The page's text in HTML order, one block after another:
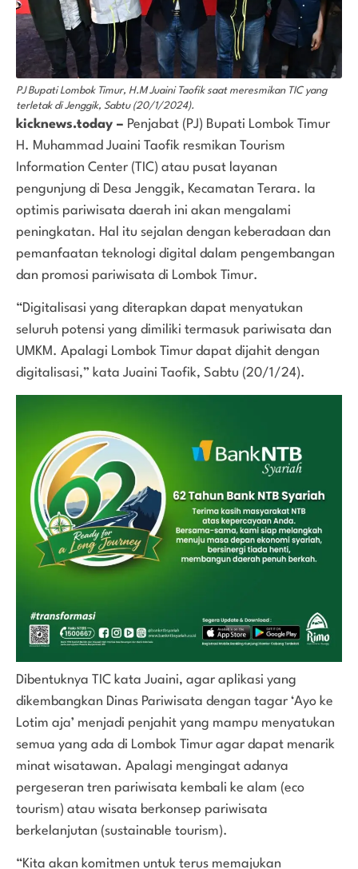
PJ Bupati Lombok Timur, H.M Juaini Taofik saat meresmikan TIC yang
terletak di Jenggik, Sabtu (20/1/2024).
kicknews.today – Penjabat (PJ) Bupati Lombok Timur
H. Muhammad Juaini Taofik resmikan Tourism
Information Center (TIC) atau pusat layanan
pengunjung di Desa Jenggik, Kecamatan Terara. Ia
optimis pariwisata daerah ini akan mengalami
peningkatan. Hal itu sejalan dengan keberadaan dan
pemanfaatan teknologi digital dalam pengembangan
dan promosi pariwisata di Lombok Timur.
“Digitalisasi yang diterapkan dapat menyatukan
seluruh potensi yang dimiliki termasuk pariwisata dan
UMKM. Apalagi Lombok Timur dapat dijahit dengan
digitalisasi,” kata Juaini Taofik, Sabtu (20/1/24).
Dibentuknya TIC kata Juaini, agar aplikasi yang
dikembangkan Dinas Pariwisata dengan tagar ‘Ayo ke
Lotim aja’ menjadi penjahit yang mampu menyatukan
semua yang ada di Lombok Timur agar dapat menarik
minat wisatawan. Apalagi mengingat adanya
pergeseran tren pariwisata kembali ke alam (eco
tourism) atau wisata berkonsep pariwisata
berkelanjutan (sustainable tourism).
“Kita akan komitmen untuk terus memajukan